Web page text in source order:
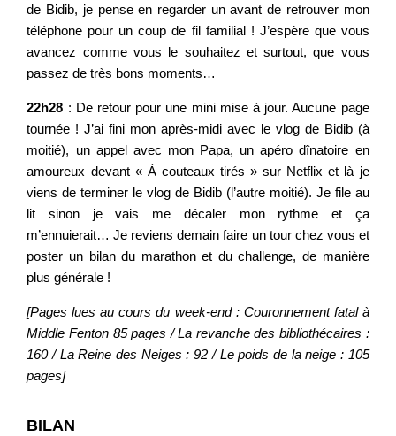
de Bidib, je pense en regarder un avant de retrouver mon
téléphone pour un coup de fil familial ! J’espère que vous
avancez comme vous le souhaitez et surtout, que vous
passez de très bons moments…
22h28 : De retour pour une mini mise à jour. Aucune page
tournée ! J’ai fini mon après-midi avec le vlog de Bidib (à
moitié), un appel avec mon Papa, un apéro dînatoire en
amoureux devant « À couteaux tirés » sur Netflix et là je
viens de terminer le vlog de Bidib (l’autre moitié). Je file au
lit sinon je vais me décaler mon rythme et ça
m’ennuierait… Je reviens demain faire un tour chez vous et
poster un bilan du marathon et du challenge, de manière
plus générale !
[Pages lues au cours du week-end : Couronnement fatal à
Middle Fenton 85 pages / La revanche des bibliothécaires :
160 / La Reine des Neiges : 92 / Le poids de la neige : 105
pages]
BILAN